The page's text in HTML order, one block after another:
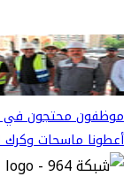
موظفون محتجون في
أعطونا ماسحات وكرك